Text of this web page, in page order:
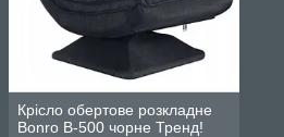
Крісло обертове розкладне
Bonro B-500 чорне Тренд!